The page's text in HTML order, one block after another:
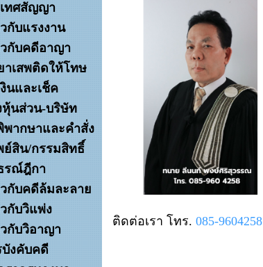
เทศสัญญา
กับแรงงาน
วกับคดีอาญา
าเสพติดให้โทษ
นและเช็ค
หุ้นส่วน-บริษัท
พากษาและคำสั่ง
ย์สิน/กรรมสิทธิ์
รณ์ฎีกา
วกับคดีล้มละลาย
กับวิแพ่ง
วกับวิอาญา
บังคับคดี
ติดต่อเรา โทร.085-9604258